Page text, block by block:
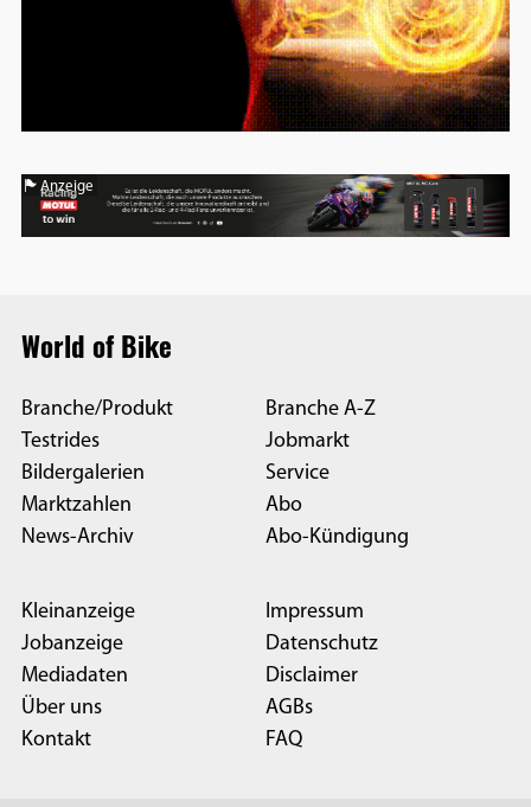
Anzeige
World of Bike
Branche/Produkt
Testrides
Bildergalerien
Marktzahlen
News-Archiv
Branche A-Z
Jobmarkt
Service
Abo
Abo-Kündigung
Kleinanzeige
Jobanzeige
Mediadaten
Über uns
Kontakt
Impressum
Datenschutz
Disclaimer
AGBs
FAQ